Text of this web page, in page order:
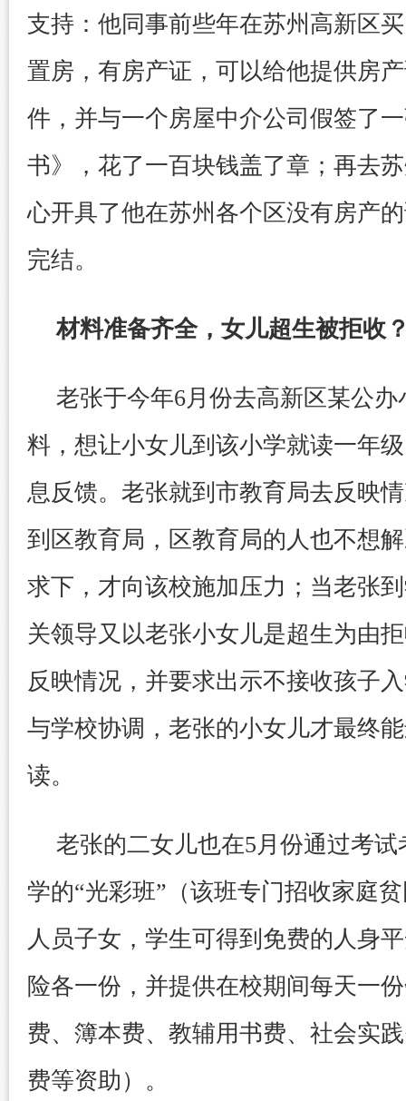
支持：他同事前些年在苏州高新区
置房，有房产证，可以给他提供房
件，并与一个房屋中介公司假签了
书》，花了一百块钱盖了章；再去
心开具了他在苏州各个区没有房产
完结。
材料准备齐全，女儿超生被拒收
老张于今年6月份去高新区某公
料，想让小女儿到该小学就读一年
息反馈。老张就到市教育局去反映
到区教育局，区教育局的人也不想
求下，才向该校施加压力；当老张
关领导又以老张小女儿是超生为由
反映情况，并要求出示不接收孩子
与学校协调，老张的小女儿才最终
读。
老张的二女儿也在5月份通过考
学的“光彩班”（该班专门招收家庭
人员子女，学生可得到免费的人身
险各一份，并提供在校期间每天一
费、簿本费、教辅用书费、社会实
费等资助）。